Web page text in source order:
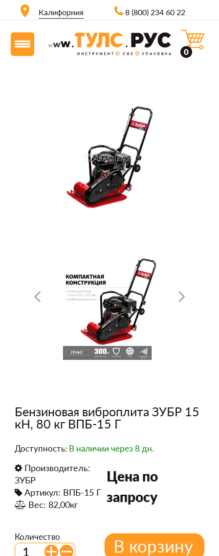
Калифорния 8 (800) 234 60 22
0
Бензиновая виброплита ЗУБР 15
кН, 80 кг ВПБ-15 Г
Доступность: В наличии через 8 дн.
Производитель:
ЗУБР
Артикул: ВПБ-15 Г
Вес: 82,00кг
Цена по
запросу
Количество В корзину